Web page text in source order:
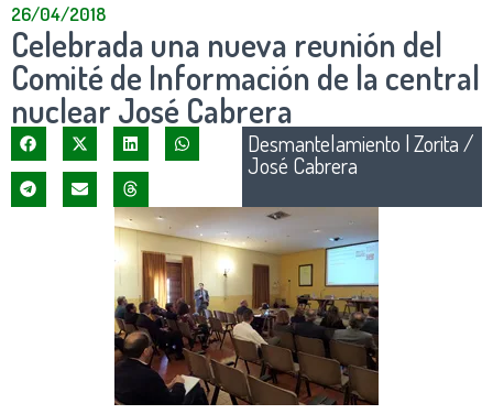
26/04/2018
Celebrada una nueva reunión del
Comité de Información de la central
nuclear José Cabrera
Desmantelamiento |Zorita /
José Cabrera